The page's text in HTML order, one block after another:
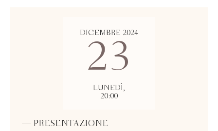
DICEMBRE 2024
23
LUNEDÌ,
20:00
— PRESENTAZIONE